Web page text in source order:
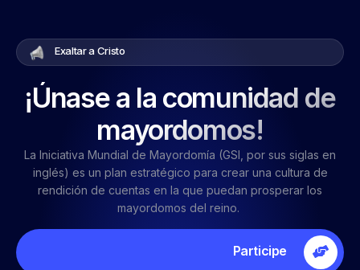
Exaltar a Cristo
¡Únase a la comunidad de
mayordomos!
La Iniciativa Mundial de Mayordomía (GSI, por sus siglas en
inglés) es un plan estratégico para crear una cultura de
rendición de cuentas en la que puedan prosperar los
mayordomos del reino.
Participe